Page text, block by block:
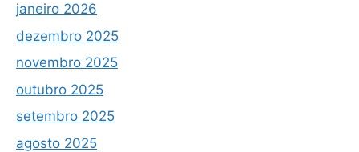
janeiro 2026
dezembro 2025
novembro 2025
outubro 2025
setembro 2025
agosto 2025